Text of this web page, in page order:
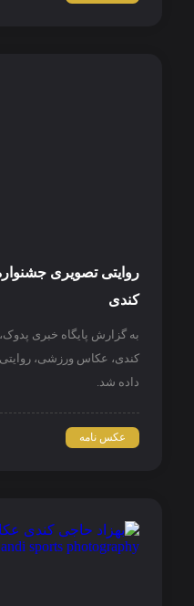
روایتی تصویری
کندی
به گزارش پایگاه خبری
کندی، عکاس ورزشی،
داده شد.
عکس نامه